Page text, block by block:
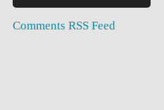
Comments RSS Feed